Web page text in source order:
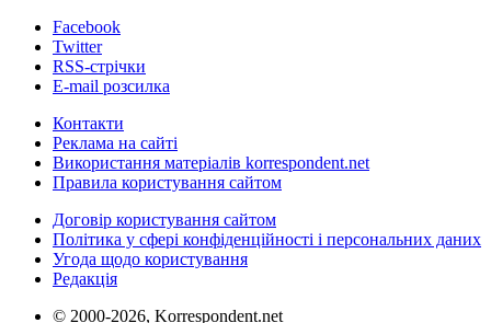
Facebook
Twitter
RSS-стрічки
E-mail розсилка
Контакти
Реклама на сайті
Використання матеріалів korrespondent.net
Правила користування сайтом
Договір користування сайтом
Політика у сфері конфіденційності і персональних даних
Угода щодо користування
Редакція
© 2000-2026, Korrespondent.net